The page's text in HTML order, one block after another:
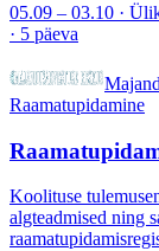
05.09 – 03.10 ·
· 5 päeva
Raamatupidamine
Koolituse
algteadmised ning